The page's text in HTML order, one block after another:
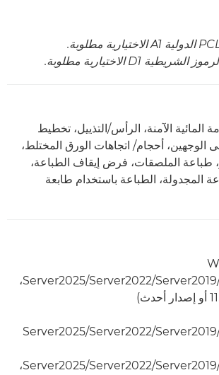
المائية الآمنة، الرأس/التذييل، تخطيط
الوجهين، أحجام/ اتجاهات الورق المختلط،
طباعة الملصقات، فرض إيقاف الطباعة،
المجدولة، الطباعة باستخدام طابعة
10‏/11/Server2016‏/Server2019‏/Server2022‏/Server2025،‏
10‏/11/Server2016‏/Server2019‏/Server2022‏/Server2025،‏